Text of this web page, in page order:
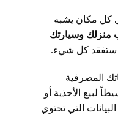
كل مكان يشبه
منزلك وسيارتك
ستفقد كل شيء.
المصرفية
لبيع الأحذية أو
التي تحتوي